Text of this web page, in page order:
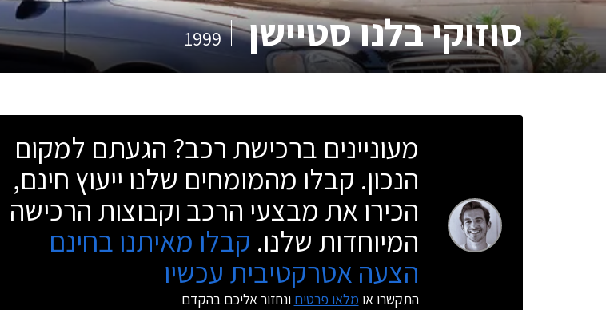
סוזוקי בלנו סטיישן 1999
מעוניינים ברכישת רכב? הגעתם למקום
הנכון. קבלו מהמומחים שלנו ייעוץ חינם,
הכירו את מבצעי הרכב וקבוצות הרכישה
המיוחדות שלנו. קבלו מאיתנו בחינם
הצעה אטרקטיבית עכשיו
התקשרו או מלאו פרטים ונחזור אליכם בהקדם